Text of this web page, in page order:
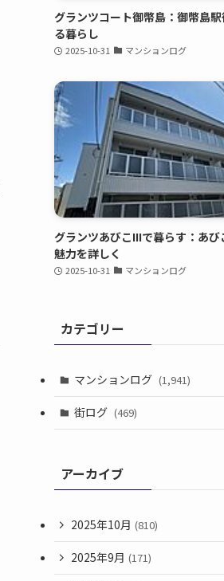
グランツコート御幣島：御幣島
る暮らし
2025-10-31 マンションログ
グランツあびこIIIで暮らす：あび
魅力を詳しく
2025-10-31 マンションログ
カテゴリー
マンションログ (1,941)
街ログ (469)
アーカイブ
2025年10月 (810)
2025年9月 (171)